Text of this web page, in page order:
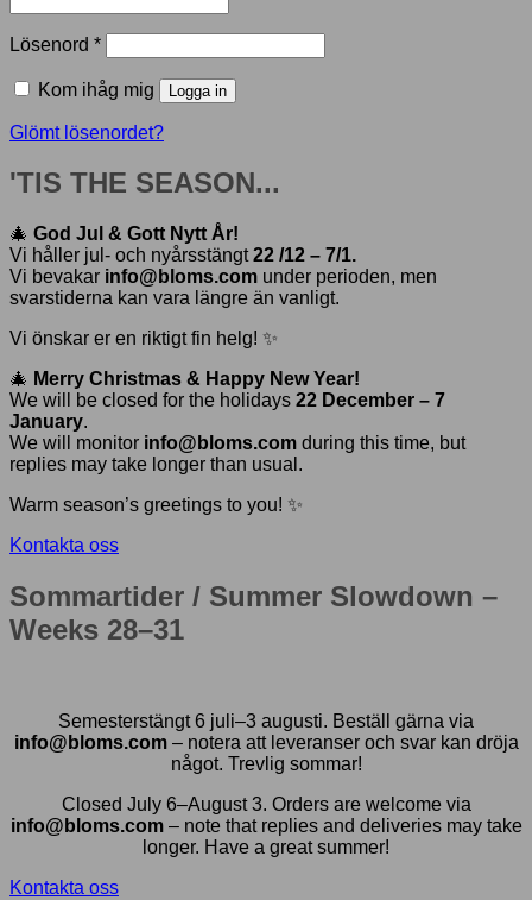
Lösenord *Obligatoriskt
Kom ihåg mig Logga in
Glömt lösenordet?
'TIS THE SEASON...
🎄 God Jul & Gott Nytt År!
Vi håller jul- och nyårsstängt22 /12 – 7/1.
Vi bevakar info@bloms.com under perioden, men
svarstiderna kan vara längre än vanligt.
Vi önskar er en riktigt fin helg! ✨
🎄 Merry Christmas & Happy New Year!
We will be closed for the holidays 22 December – 7
January.
We will monitor info@bloms.com during this time, but
replies may take longer than usual.
Warm season’s greetings to you! ✨
Kontakta oss
Sommartider / Summer Slowdown –
Weeks 28–31
Semesterstängt 6 juli–3 augusti. Beställ gärna via
info@bloms.com– notera att leveranser och svar kan dröja
något. Trevlig sommar!
Closed July 6–August 3. Orders are welcome via
info@bloms.com– note that replies and deliveries may take
longer. Have a great summer!
Kontakta oss